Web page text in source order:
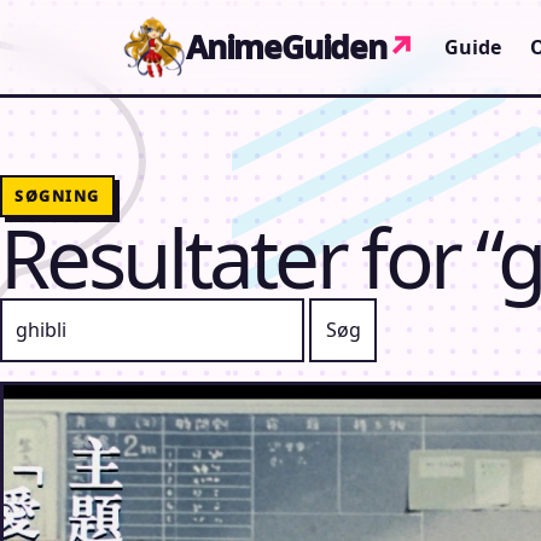
AnimeGuiden↗ Guide
SØGNING
Resultater for